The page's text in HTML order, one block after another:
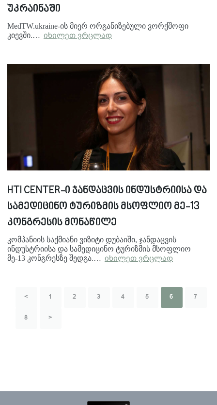
უკრაინაში
MedTW.ukraine-ის მიერ ორგანიზებული ვორქშოფი
კიევში.… იხილეთ ვრცლად
HTI CENTER-ი ჯანდაცვის ინდუსტრიისა და
სამედიცინო ტურიზმის მსოფლიო მე-13
კონგრესის მონაწილე
კომპანიის საქმიანი ვიზიტი დუბაიში, ჯანდაცვის
ინდუსტრიისა და სამედიცინო ტურიზმის მსოფლიო
მე-13 კონგრესზე შედგა.… იხილეთ ვრცლად
< 1 2 3 4 5 6 7
8 >